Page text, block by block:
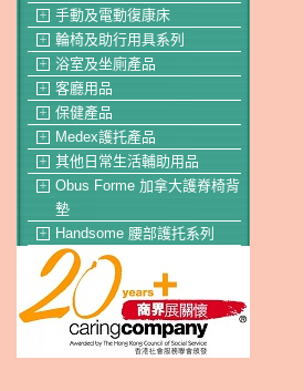
＋ 手動及電動復康床
＋ 輪椅及助行用具系列
＋ 浴室及坐廁產品
＋ 客廳用品
＋ 保健產品
＋ Medex護托產品
＋ 其他日常生活輔助用品
＋
Obus Forme 加拿大護脊椅背
墊
＋ Handsome 腰部護托系列